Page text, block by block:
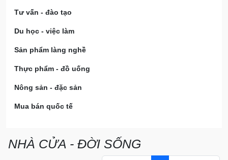
Tư vấn - đào tạo
Du học - việc làm
Sản phẩm làng nghề
Thực phẩm - đồ uống
Nông sản - đặc sản
Mua bán quốc tế
NHÀ CỬA - ĐỜI SỐNG